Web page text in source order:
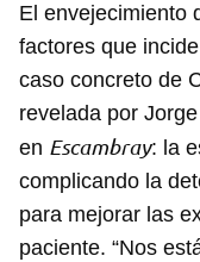
El envejecimiento
factores que
caso concreto de
revelada por
en Escambray: la
complicando la
para mejorar las
paciente. “Nos